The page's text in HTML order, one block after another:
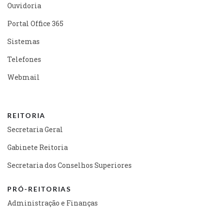
Ouvidoria
Portal Office 365
Sistemas
Telefones
Webmail
REITORIA
Secretaria Geral
Gabinete Reitoria
Secretaria dos Conselhos Superiores
PRÓ-REITORIAS
Administração e Finanças